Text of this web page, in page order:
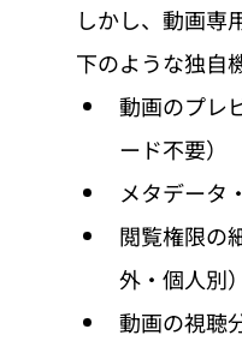
しかし、動画専
下のような独自
動画のプレ
ード不要）
メタデータ
閲覧権限の
外・個人別）
動画の視聴